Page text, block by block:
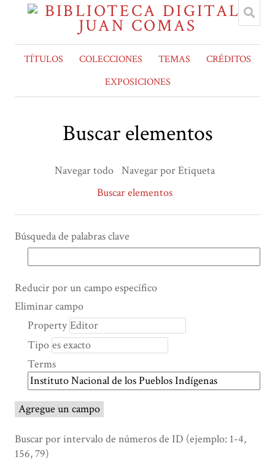
TÍTULOS COLECCIONES TEMAS
CRÉDITOS
EXPOSICIONES
Buscar elementos
Navegar todo Navegar por Etiqueta
Buscar elementos
Búsqueda de palabras clave
Number
rows
"Reducir
por
campo
específico":
1
Reducir por un campo específico
Search Property
Tipo de búsqueda
Términos de búsqueda
Ensamblador de Búsqueda
Eliminar campo
Property
Tipo
Terms
Agregue un campo
Buscar por intervalo de números de ID (ejemplo: 1-4,
156, 79)